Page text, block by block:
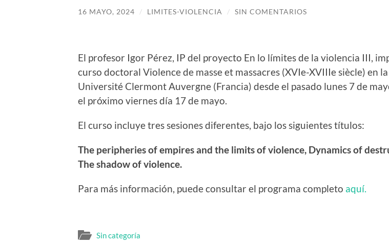
16 MAYO, 2024 / LIMITES-VIOLENCIA / SIN COMENTARIOS
El profesor Igor Pérez, IP del proyecto En lo límites de la violencia III,
curso doctoral Violence de masse et massacres (XVIe-XVIIIe siècle) en la
Université Clermont Auvergne (Francia) desde el pasado lunes 7 de
el próximo viernes día 17 de mayo.
El curso incluye tres sesiones diferentes, bajo los siguientes títulos:
The peripheries of empires and the limits of violence, Dynamics of
The shadow of violence.
Para más información, puede consultar el programa completo aquí.
Sin categoría